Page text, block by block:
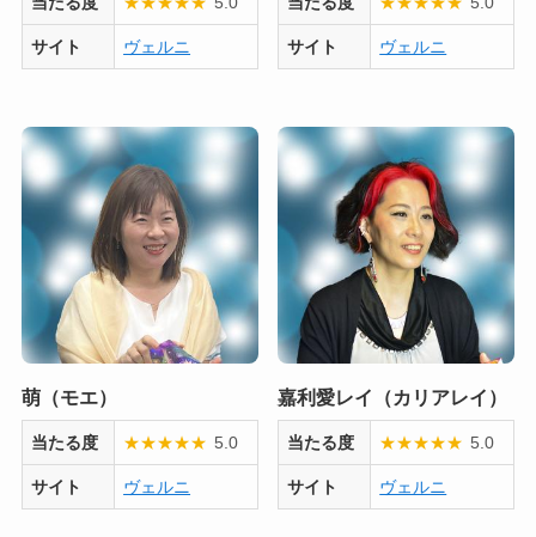
サイト ヴェルニ サイト ヴェルニ
萌（モエ）
当たる度 ★★★★★ 5.0
サイト ヴェルニ
嘉利愛レイ（カリアレイ）
当たる度 ★★★★★ 5.0
サイト ヴェルニ